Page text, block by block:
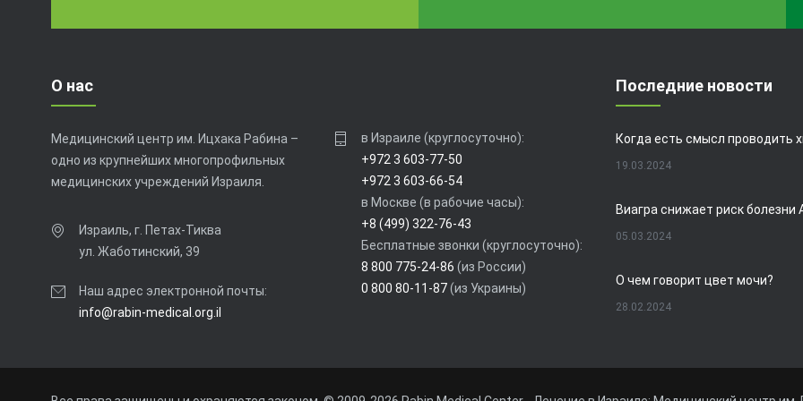
О нас
Медицинский центр им. Ицхака Рабина –
одно из крупнейших многопрофильных
медицинских учреждений Израиля.
Израиль, г. Петах-Тиква
ул. Жаботинский, 39
Наш адрес электронной почты:
info@rabin-medical.org.il
в Израиле (круглосуточно):
+972 3 603-77-50
+972 3 603-66-54
в Москве (в рабочие часы):
+8 (499) 322-76-43
Бесплатные звонки (круглосуточно):
8 800 775-24-86 (из России)
0 800 80-11-87(из Украины)
Последние новости
19.03.2024
05.03.2024
О чем говорит цвет мочи?
28.02.2024